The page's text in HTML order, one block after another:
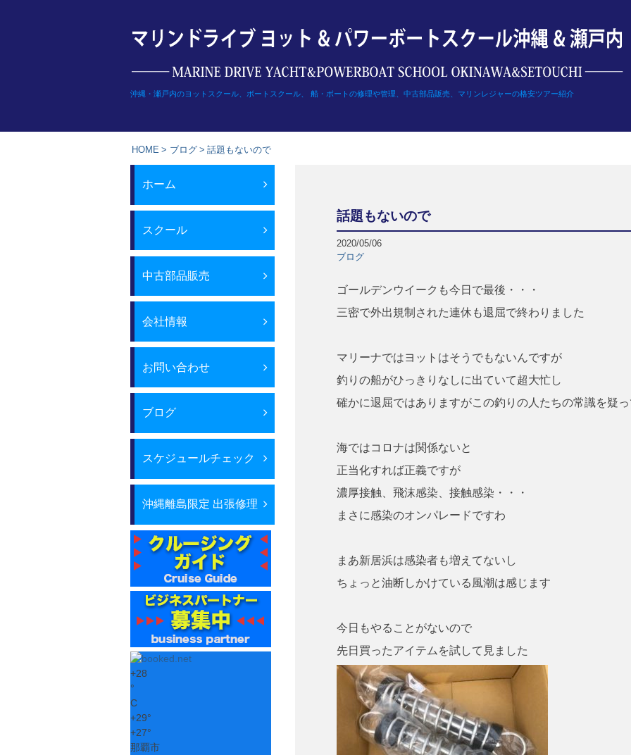
沖縄・瀬戸内のヨットスクール、ボートスクール、 船・ボートの修理や管理、中古部品販売、マリンレジャーの格安ツアー紹介
HOME > ブログ > 話題もないので
話題もないので
2020/05/06
ブログ
ゴールデンウイークも今日で最後・・・
三密で外出規制された連休も退屈で終わりました
マリーナではヨットはそうでもないんですが
釣りの船がひっきりなしに出ていて超大忙し
確かに退屈ではありますがこの釣りの人たちの常識を疑っ
海ではコロナは関係ないと
正当化すれば正義ですが
濃厚接触、飛沫感染、接触感染・・・
まさに感染のオンパレードですわ
まあ新居浜は感染者も増えてないし
ちょっと油断しかけている風潮は感じます
今日もやることがないので
先日買ったアイテムを試して見ました
ホーム
スクール
中古部品販売
会社情報
お問い合わせ
ブログ
スケジュールチェック
沖縄離島限定 出張修理
+28
°
C
+29°
+27°
那覇市